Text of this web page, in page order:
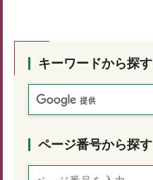
キーワードから探す
ページ番号から探す